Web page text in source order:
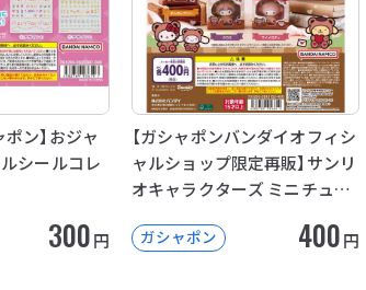
ン】おジャ
シールコレ
300円
【ガシャポンバンダイオフィシ
ャルショップ限定再販】サンリ
オキャラクターズ ミニチュア
ガシャポン 400円